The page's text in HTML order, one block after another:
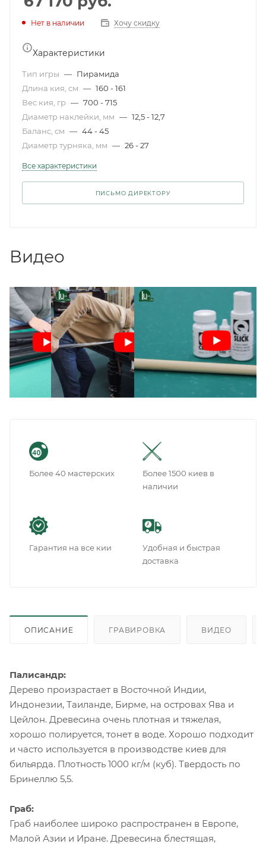
Нет в наличии Хочу скидку
Характеристики
Тип игры — Пирамида
Длина кия, см — 160 - 161
Вес кия, гр — 700 - 715
Диаметр наклейки, мм — 12,5 - 12,7
Баланс, см — 44 - 45
Диаметр турняка, мм — 26 - 27
Все характеристики
ПИСЬМО ДИРЕКТОРУ
Видео
Более 40 мастерских
Более 1500 киев в
наличии
Гарантия на все кии
Удобная и быстрая
доставка
ОПИСАНИЕ ГРАВИРОВКА ВИДЕО
Палисандр:
Дерево произрастает в Восточной Индии,
Индонезии, Таиланде, Бирме, на островах Ява и
Цейлон. Древесина очень плотная и тяжелая,
хорошо полируется, тонет в воде. Хорошо подходит
и часто используется в производстве киев для
бильярда. Плотность 1000 кг/м (куб). Твердость по
Бринеллю 5,5.
Граб:
Граб наиболее широко распространен в Европе,
Малой Азии и Иране. Древесина блестящая,